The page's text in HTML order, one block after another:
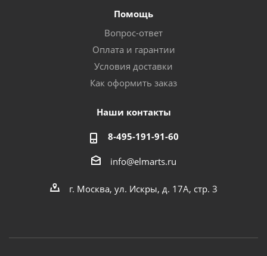
Помощь
Вопрос-ответ
Оплата и гарантии
Условия доставки
Как оформить заказ
Наши контакты
8-495-191-91-60
info@elmarts.ru
г. Москва, ул. Искры, д. 17А, стр. 3